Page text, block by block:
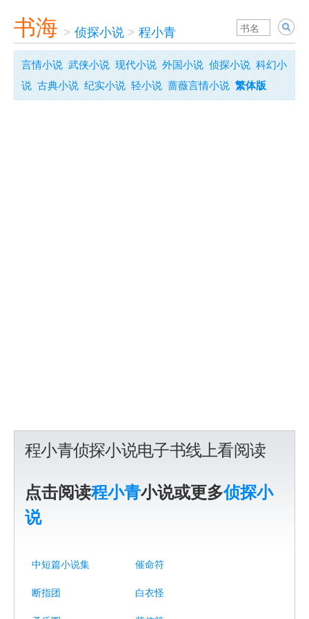
书海 > 侦探小说 > 程小青
言情小说 武侠小说 现代小说 外国小说 侦探小说 科幻小
说 古典小说 纪实小说 轻小说 蔷薇言情小说 繁体版
程小青侦探小说电子书线上看阅读
点击阅读程小青小说或更多侦探小
说
中短篇小说集 催命符
断指团 白衣怪